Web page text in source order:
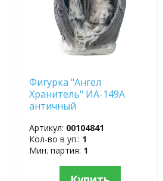
Фигурка "Ангел
Хранитель" ИА-149А
античный
Артикул: 00104841
Кол-во в уп.: 1
Мин. партия: 1